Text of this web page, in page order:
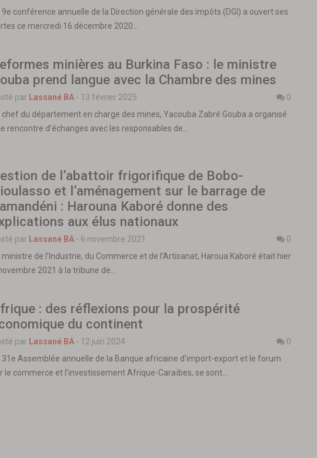
9e conférence annuelle de la Direction générale des impôts (DGI) a ouvert ses
ce mercredi 16 décembre 2020…
minières au Burkina Faso : le ministre
prend langue avec la Chambre des mines
par Lassané BA - 13 février 2025
0
chef du département en charge des mines, Yacouba Zabré Gouba a organisé
rencontre d’échanges avec les responsables de…
de l’abattoir frigorifique de Bobo-
et l’aménagement sur le barrage de
: Harouna Kaboré donne des
aux élus nationaux
par Lassané BA - 6 novembre 2021
0
ministre de l’Industrie, du Commerce et de l’Artisanat, Haroua Kaboré était hier
2021 à la tribune de…
: des réflexions pour la prospérité
du continent
par Lassané BA - 12 juin 2024
0
31e Assemblée annuelle de la Banque africaine d’import-export et le forum
le commerce et l’investissement Afrique-Caraïbes, se sont…